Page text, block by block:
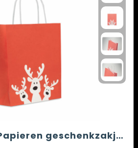
BAO SMALL - Papieren geschenkzakje (S)